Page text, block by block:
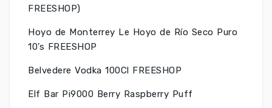
FREESHOP)
Hoyo de Monterrey Le Hoyo de Río Seco Puro
10’s FREESHOP
Belvedere Vodka 100Cl FREESHOP
Elf Bar Pi9000 Berry Raspberry Puff